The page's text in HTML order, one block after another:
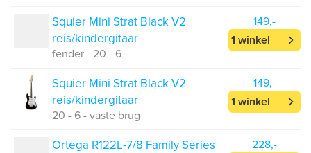
Squier Mini Strat Black V2
reis/kindergitaar
fender - 20 - 6
149,-
1 winkel
Squier Mini Strat Black V2
reis/kindergitaar
20 - 6 - vaste brug
149,-
1 winkel
Ortega R122L-7/8 Family Series
228,-